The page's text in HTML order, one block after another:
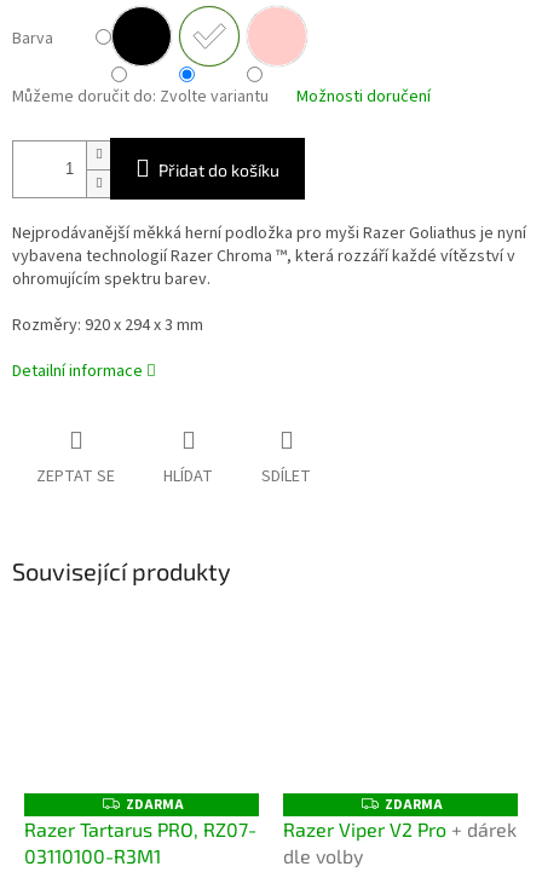
Barva
Můžeme doručit do: Zvolte variantu Možnosti doručení
Přidat do košíku
Nejprodávanější měkká herní podložka pro myši Razer Goliathus je nyní
vybavena technologií Razer Chroma ™, která rozzáří každé vítězství v
ohromujícím spektru barev.
Rozměry: 920 x 294 x 3 mm
Detailní informace
ZEPTAT SE HLÍDAT SDÍLET
Související produkty
Z
D
A
R
ZDARMA
Razer Tartarus PRO, RZ07-
03110100-R3M1
Z
D
A
ZDARMA
Razer Viper V2 Pro + dárek
dle volby